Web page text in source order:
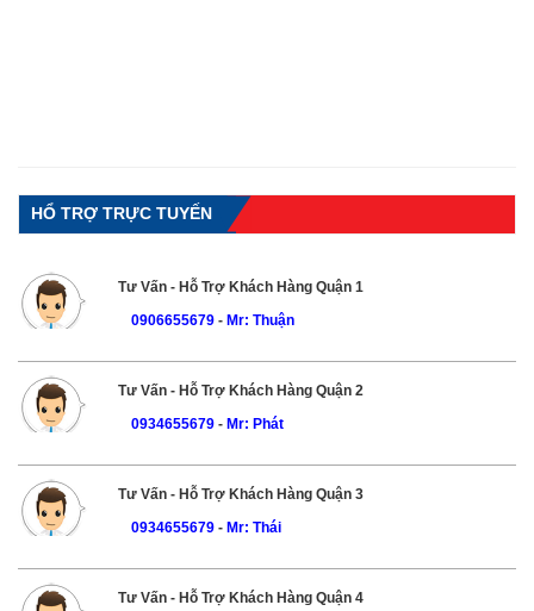
HỔ TRỢ TRỰC TUYẾN
Tư Vấn - Hỗ Trợ Khách Hàng Quận 1
0906655679 - Mr: Thuận
Tư Vấn - Hỗ Trợ Khách Hàng Quận 2
0934655679- Mr: Phát
Tư Vấn - Hỗ Trợ Khách Hàng Quận 3
0934655679- Mr: Thái
Tư Vấn - Hỗ Trợ Khách Hàng Quận 4